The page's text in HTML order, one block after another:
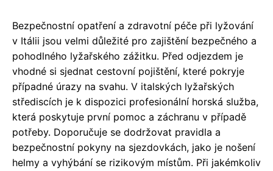
Bezpečnostní opatření a zdravotní péče při lyžování
v Itálii jsou velmi důležité pro zajištění bezpečného a
pohodlného lyžařského zážitku. Před odjezdem je
vhodné si sjednat cestovní pojištění, které pokryje
případné úrazy na svahu. V italských lyžařských
střediscích je k dispozici profesionální horská služba,
která poskytuje první pomoc a záchranu v případě
potřeby. Doporučuje se dodržovat pravidla a
bezpečnostní pokyny na sjezdovkách, jako je nošení
helmy a vyhýbání se rizikovým místům. Při jakémkoliv